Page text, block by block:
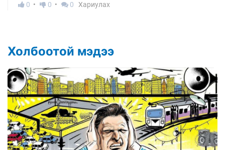
0
0 0 Хариулах
Холбоотой мэдээ